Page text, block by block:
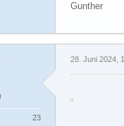
Gunther
23
28. Juni 2024,